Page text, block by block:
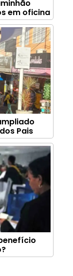
em oficina
Pais